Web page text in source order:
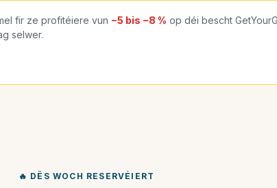
fir ze profitéiere vun −5 bis −8 % op déi bescht
selwer.
🔥 DËS WOCH RESERVÉIERT